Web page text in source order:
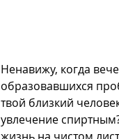
Ненавижу, когда
образовавшихся
твой близкий
увлечение